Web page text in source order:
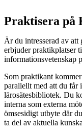
Praktisera på
Är du intresserad av
erbjuder praktikplatser
informationsvetenskap
Som praktikant
parallellt med att du får
lärosätesbibliotek. Du
interna som externa
ömsesidigt utbyte där
ta del av aktuella